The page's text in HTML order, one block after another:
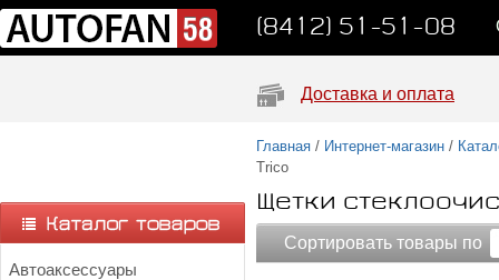
(8412) 51-51-08
Доставка и оплата
Автоаксессуары
Главная / Интернет-магазин /
Trico
Щетки
Сортировать товары по